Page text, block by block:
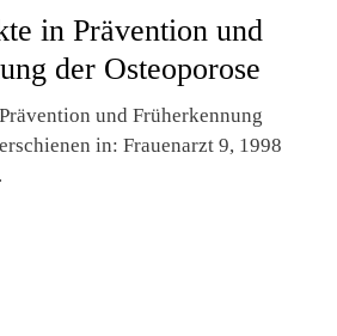
in Prävention und
der Osteoporose
und Früherkennung
in: Frauenarzt 9, 1998